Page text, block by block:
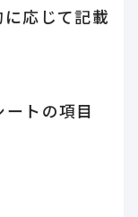
応じて記載
トの項目